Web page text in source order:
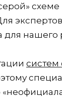
экспертов
для нашего
систем